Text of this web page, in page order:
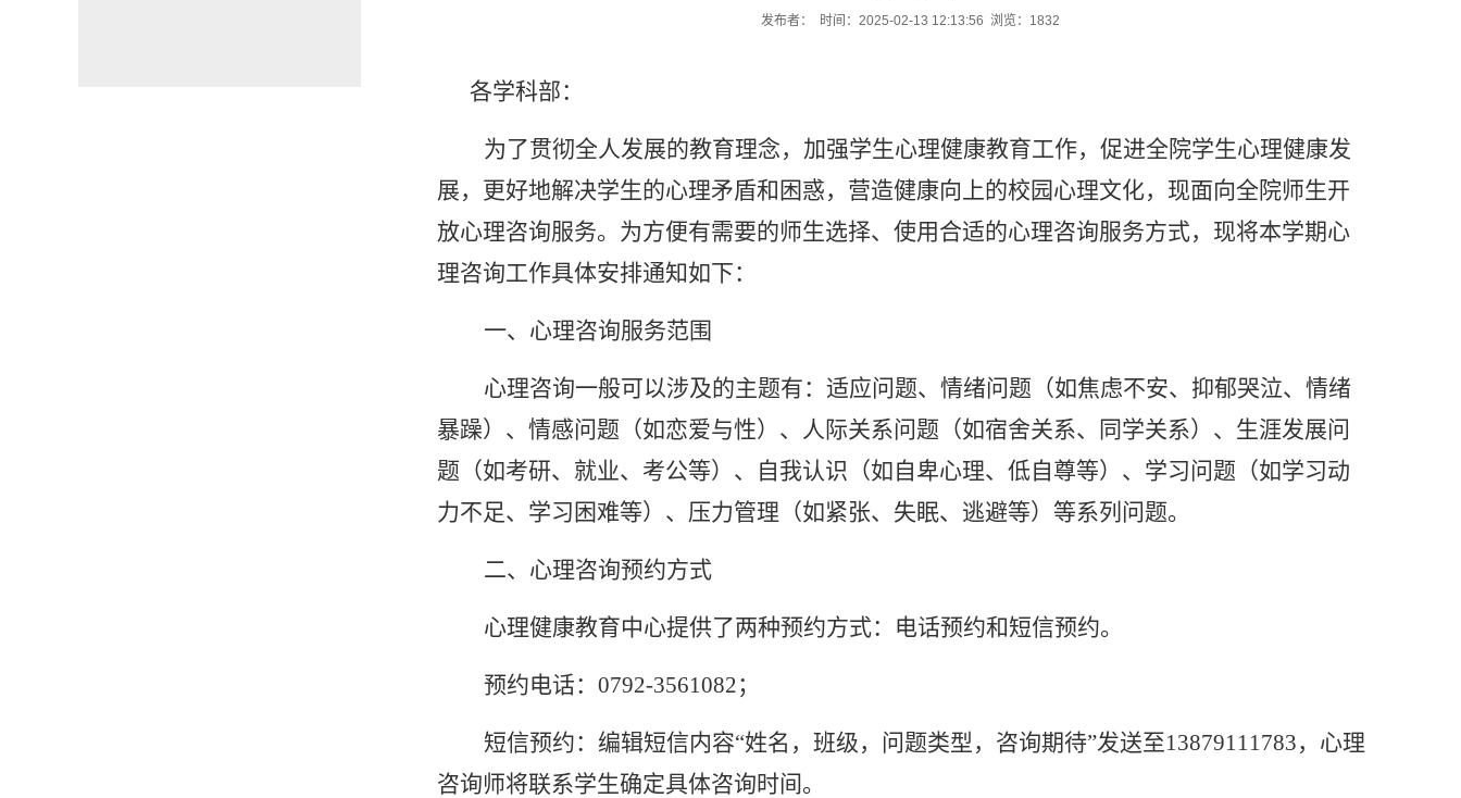
发布者： 时间：2025-02-13 12:13:56 浏览： 1832
各学科部：
为了贯彻全人发展的教育理念，加强学生心理健康教育工作，促进全院学生心理健康发
展，更好地解决学生的心理矛盾和困惑，营造健康向上的校园心理文化，现面向全院师生开
放心理咨询服务。为方便有需要的师生选择、使用合适的心理咨询服务方式，现将本学期心
理咨询工作具体安排通知如下：
一、心理咨询服务范围
心理咨询一般可以涉及的主题有：适应问题、情绪问题（如焦虑不安、抑郁哭泣、情绪
暴躁）、情感问题（如恋爱与性）、人际关系问题（如宿舍关系、同学关系）、生涯发展问
题（如考研、就业、考公等）、自我认识（如自卑心理、低自尊等）、学习问题（如学习动
力不足、学习困难等）、压力管理（如紧张、失眠、逃避等）等系列问题。
二、心理咨询预约方式
心理健康教育中心提供了两种预约方式：电话预约和短信预约。
预约电话： 0792-3561082；
短信预约： 编辑短信内容“姓名，班级，问题类型，咨询期待”发送至13879111783，心理
咨询师将联系学生确定具体咨询时间。